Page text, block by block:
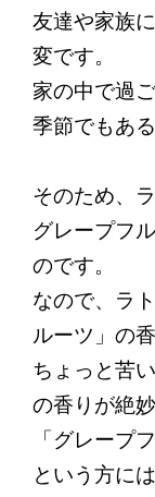
友達や家族
変です。
家の中で過
季節でもあ
そのため、
グレープフ
のです。
なので、ラ
ルーツ」の
ちょっと苦
の香りが絶
「グレープ
という方に